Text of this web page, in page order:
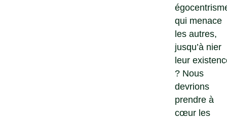
qui menace
les autres,
jusqu’à nier
leur
? Nous
devrions
prendre à
cœur les